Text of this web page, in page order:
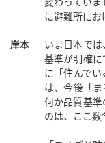
に避難所にお
岸本
いま日本で
基準が明確
に「住んで
は、今後「
何か品質基
のは、ここ数